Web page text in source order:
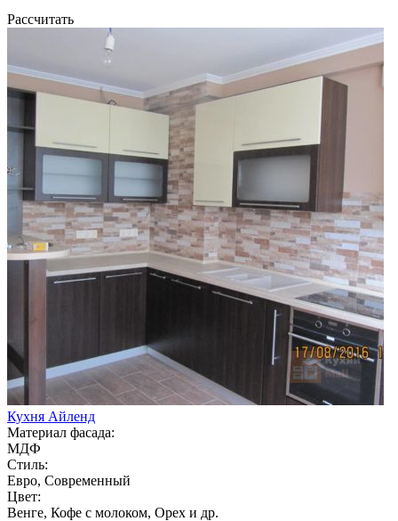
Рассчитать
Кухня Айленд
Материал фасада:
МДФ
Стиль:
Евро, Современный
Цвет:
Венге, Кофе с молоком, Орех и др.